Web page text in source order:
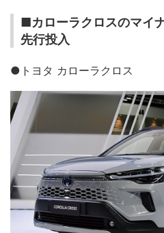
■カローラクロスのマイ
先行投入
●トヨタ カローラクロス